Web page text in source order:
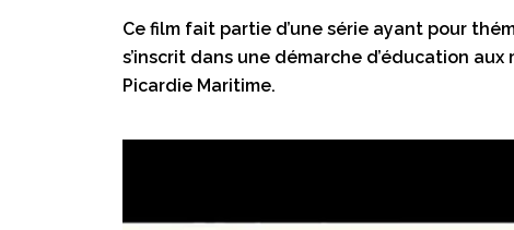
Ce film fait partie d’une série ayant pour
s’inscrit dans une démarche d’éducation
Picardie Maritime.